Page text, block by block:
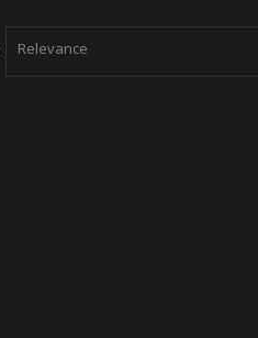
Relevance